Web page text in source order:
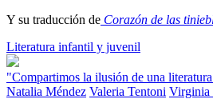
Y su traducción de Corazón de las
Literatura infantil y juvenil
"Compartimos la ilusión de una
Natalia Méndez Valeria Tentoni Virginia